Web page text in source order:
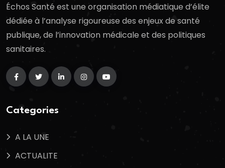
Échos Santé est une organisation médiatique d’élite
dédiée à l’analyse rigoureuse des enjeux de santé
publique, de l’innovation médicale et des politiques
sanitaires.
Categories
A LA UNE
ACTUALITE